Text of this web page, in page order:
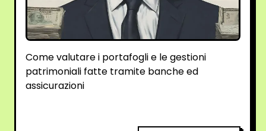
Come valutare i portafogli e le gestioni
patrimoniali fatte tramite banche ed
assicurazioni